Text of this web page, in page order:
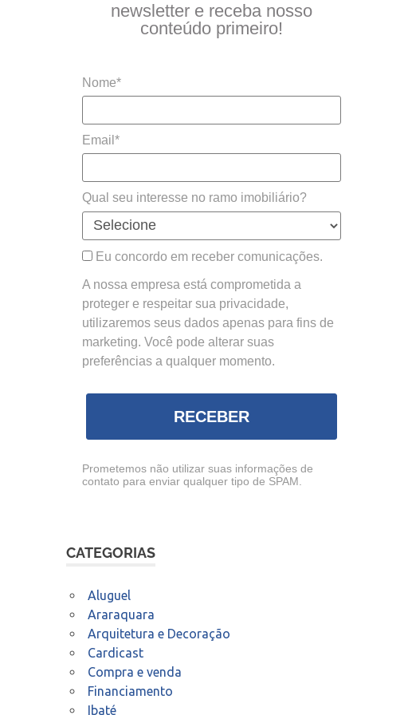
newsletter e receba nosso
conteúdo primeiro!
Nome*
Email*
Qual seu interesse no ramo imobiliário?
Eu concordo em receber comunicações.
A nossa empresa está comprometida a
proteger e respeitar sua privacidade,
utilizaremos seus dados apenas para fins de
marketing. Você pode alterar suas
preferências a qualquer momento.
RECEBER
Prometemos não utilizar suas informações de
contato para enviar qualquer tipo de SPAM.
CATEGORIAS
Aluguel
Araraquara
Arquitetura e Decoração
Cardicast
Compra e venda
Financiamento
Ibaté